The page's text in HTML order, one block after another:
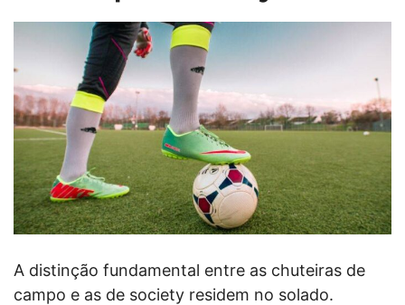
A distinção fundamental entre as chuteiras de
campo e as de society residem no solado.